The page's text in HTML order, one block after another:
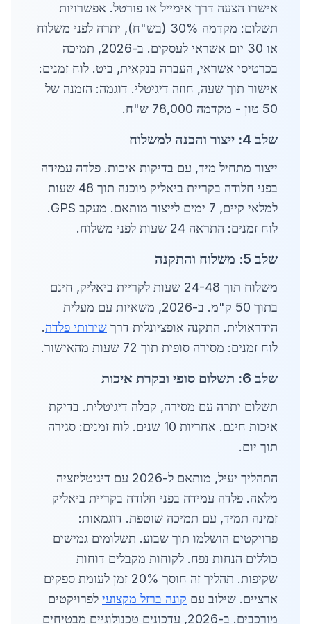
אישרו הצעה דרך אימייל או פורטל. אפשרויות
תשלום: מקדמה 30% (בש"ח), יתרה לפני משלוח
או 30 יום אשראי לעסקים. ב-2026, תמיכה
בכרטיסי אשראי, העברה בנקאית, ביט. לוח זמנים:
אישור תוך שעה, חוזה דיגיטלי. דוגמה: הזמנה של
50 טון - מקדמה 78,000 ש"ח.
שלב 4: ייצור והכנה למשלוח
ייצור מתחיל מיד, עם בדיקות איכות. פלדה עמידה
בפני חלודה בקריית ביאליק מוכנה תוך 48 שעות
למלאי קיים, 7 ימים לייצור מותאם. מעקב GPS.
לוח זמנים: התראה 24 שעות לפני משלוח.
שלב 5: משלוח והתקנה
משלוח תוך 24-48 שעות לקריית ביאליק, חינם
בתוך 50 ק"מ. ב-2026, משאיות עם מעלית
הידראולית. התקנה אופציונלית דרך שירותי פלדה.
לוח זמנים: מסירה סופית תוך 72 שעות מהאישור.
שלב 6: תשלום סופי ובקרת איכות
תשלום יתרה עם מסירה, קבלה דיגיטלית. בדיקת
איכות חינם. אחריות 10 שנים. לוח זמנים: סגירה
תוך יום.
התהליך יעיל, מותאם ל-2026 עם דיגיטליזציה
מלאה. פלדה עמידה בפני חלודה בקריית ביאליק
זמינה תמיד, עם תמיכה שוטפת. דוגמאות:
פרויקטים הושלמו תוך שבוע. תשלומים גמישים
כוללים הנחות נפח. לקוחות מקבלים דוחות
שקיפות. תהליך זה חוסך 20% זמן לעומת ספקים
ארציים. שילוב עם קונה ברזל מקצועי לפרויקטים
מורכבים. ב-2026, עדכונים טכנולוגיים מבטיחים